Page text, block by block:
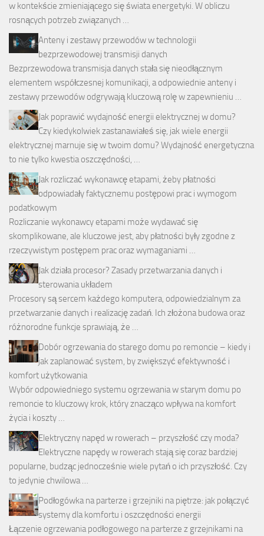
w kontekście zmieniającego się świata energetyki. W obliczu
rosnących potrzeb związanych …
Anteny i zestawy przewodów w technologii
bezprzewodowej transmisji danych
Bezprzewodowa transmisja danych stała się nieodłącznym
elementem współczesnej komunikacji, a odpowiednie anteny i
zestawy przewodów odgrywają kluczową rolę w zapewnieniu …
Jak poprawić wydajność energii elektrycznej w domu?
Czy kiedykolwiek zastanawiałeś się, jak wiele energii
elektrycznej marnuje się w twoim domu? Wydajność energetyczna
to nie tylko kwestia oszczędności, …
Jak rozliczać wykonawcę etapami, żeby płatności
odpowiadały faktycznemu postępowi prac i wymogom
podatkowym
Rozliczanie wykonawcy etapami może wydawać się
skomplikowane, ale kluczowe jest, aby płatności były zgodne z
rzeczywistym postępem prac oraz wymaganiami …
Jak działa procesor? Zasady przetwarzania danych i
sterowania układem
Procesory są sercem każdego komputera, odpowiedzialnym za
przetwarzanie danych i realizację zadań. Ich złożona budowa oraz
różnorodne funkcje sprawiają, że …
Dobór ogrzewania do starego domu po remoncie – kiedy i
jak zaplanować system, by zwiększyć efektywność i
komfort użytkowania
Wybór odpowiedniego systemu ogrzewania w starym domu po
remoncie to kluczowy krok, który znacząco wpływa na komfort
życia i koszty …
Elektryczny napęd w rowerach – przyszłość czy moda?
Elektryczne napędy w rowerach stają się coraz bardziej
popularne, budząc jednocześnie wiele pytań o ich przyszłość. Czy
to jedynie chwilowa …
Podłogówka na parterze i grzejniki na piętrze: jak połączyć
systemy dla komfortu i oszczędności energii
Łączenie ogrzewania podłogowego na parterze z grzejnikami na